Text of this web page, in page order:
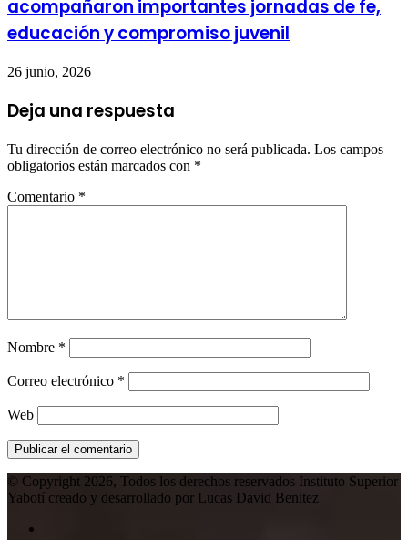
acompañaron importantes jornadas de fe,
educación y compromiso juvenil
26 junio, 2026
Deja una respuesta
Tu dirección de correo electrónico no será publicada. Los campos
obligatorios están marcados con *
Comentario *
Nombre *
Correo electrónico *
Web
© Copyright 2026, Todos los derechos reservados Instituto Superior
Yabotí creado y desarrollado por Lucas David Benitez